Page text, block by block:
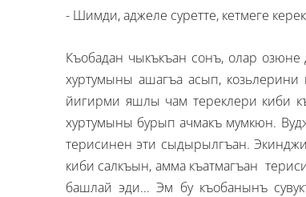
- Шимди, аджеле суретте, кетмеге
Къобадан чыкъкъан сонъ, олар
хуртумыны ашагъа асып,
йигирми яшлы чам тереклери киби
хуртумыны бурып ачмакъ мумкюн.
терисинен эти сыдырылгъан.
киби салкъын, амма къатмагъан
башлай эди... Эм бу къобанынъ